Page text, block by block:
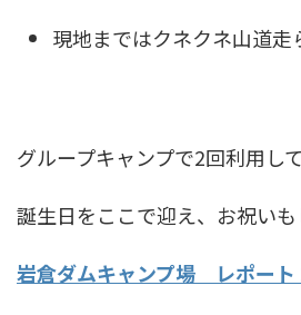
現地まではクネクネ山道走
グループキャンプで2回利用し
誕生日をここで迎え、お祝い
岩倉ダムキャンプ場 レポート